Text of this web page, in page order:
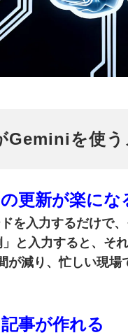
Geminiを使う
更新が楽にな
を入力するだけで
と入力すると、そ
が減り、忙しい現場
事が作れる